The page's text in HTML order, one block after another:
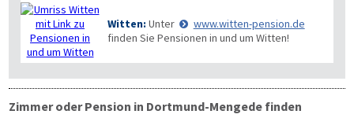
Witten: Unter
www.witten-pension.de
finden Sie Pensionen in und um Witten!
Zimmer oder Pension in Dortmund-Mengede finden